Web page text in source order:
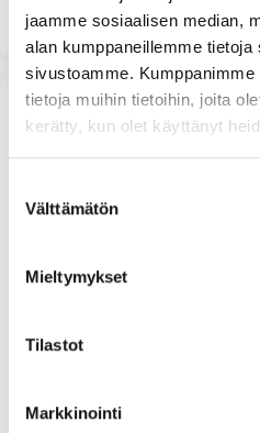
jaamme sosiaalisen median,
alan kumppaneillemme
sivustoamme.
tietoja muihin tietoihin, joita
kerätty, kun olet käyttänyt
valinta
Välttämätön
Mieltymykset
Tilastot
Markkinointi
Tuoteosastot
Vileda
Hygieniatuotteet
Pehmopaperit